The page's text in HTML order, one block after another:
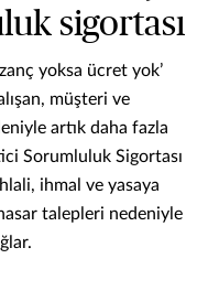
sigortası
yoksa ücret yok’
müşteri ve
artık daha fazla
Sorumluluk Sigortası
ihmal ve yasaya
talepleri nedeniyle